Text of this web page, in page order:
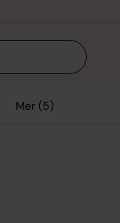
Mer (5)